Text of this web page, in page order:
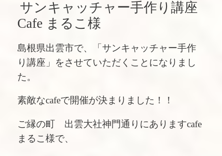
サンキャッチャー手作り講座
Cafe まるこ様
島根県出雲市で、「サンキャッチャー手作
り講座」をさせていただくことになりまし
た。
素敵なcafeで開催が決まりました！！
ご縁の町 出雲大社神門通りにありますcafe
まるこ様で、